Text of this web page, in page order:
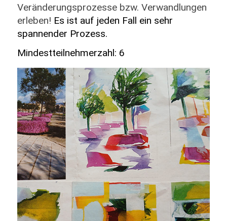
Veränderungsprozesse bzw. Verwandlungen
erleben! Es ist auf jeden Fall ein sehr
spannender Prozess.
Mindestteilnehmerzahl: 6